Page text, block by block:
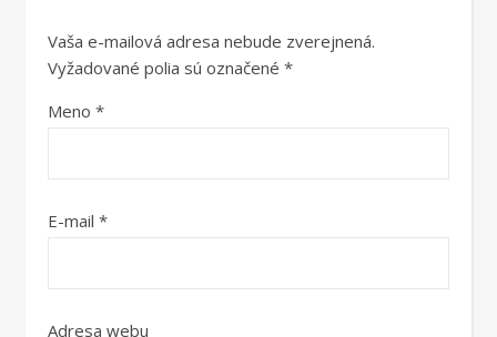
Vaša e-mailová adresa nebude zverejnená.
Vyžadované polia sú označené *
Meno *
E-mail *
Adresa webu